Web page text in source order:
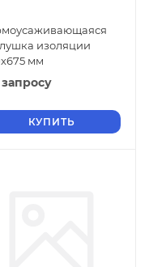
изоляции
мм
КУПИТЬ